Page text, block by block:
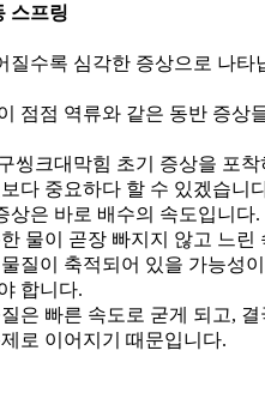
스프링
질수록 심각한 증상으로 나타
점점 역류와 같은 동반 증상
씽크대막힘 초기 증상을 포착
다 중요하다 할 수 있겠습니
상은 바로 배수의 속도입니다.
물이 곧장 빠지지 않고 느린
질이 축적되어 있을 가능성이
합니다.
은 빠른 속도로 굳게 되고, 결
로 이어지기 때문입니다.